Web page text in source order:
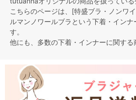
こちらのページは、[特盛ブラ・ノンワ
ルマンノワールブラという下着・インナ
す。
他にも、多数の下着・インナーに関する